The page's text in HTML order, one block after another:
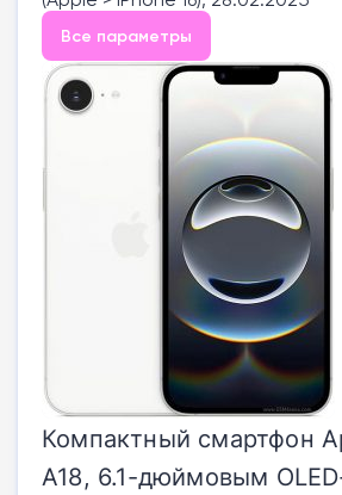
Все параметры
Компактный смартфон
A18, 6.1-дюймовым